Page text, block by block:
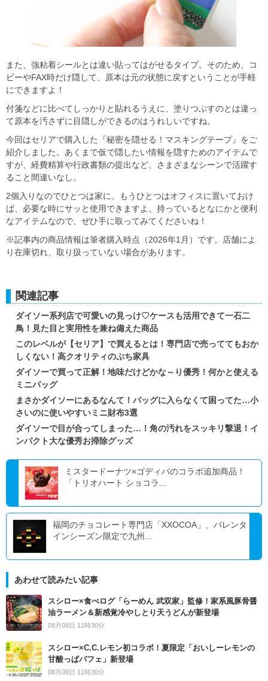
また、強粘着シールとは違い貼ってはがせるタイプ。そのため、コ
ピーやFAX時だけ隠して、原本は元の状態に戻すということが手軽
にできますよ！
付箋などに比べてしっかりと貼れるうえに、塗りつぶすのとは違っ
て原本を汚さずに目隠しができるのはうれしいですね。
今回はセリアで購入した『秘密を隠せる！マスキングテープ』をご
紹介しました。あくまで仮で隠したい情報を隠すためのアイテムで
すが、経費精算や行政書類の提出など、さまざまなシーンで活躍す
ること間違いなし。
2個入りなのでひとつは家に、もうひとつはオフィスに置いておけ
ば、必要な時にサッと使用できますよ。持っているとなにかと便利
なアイテムなので、ぜひ手に取ってみてくださいね！
※記事内の商品情報は筆者購入時点（2026年1月）です。店舗によ
り在庫切れ、取り扱っていない場合があります。
関連記事
ダイソー系列店で可愛いの見っけ♡ケースも活用できて一石二
鳥！見た目と実用性を兼ね備えた商品
このレベルが【セリア】で買えるとは！専門店で売っててもおか
しくない！高クオリティのぷち家具
ダイソーで買って正解！地味だけどかな～り優秀！何かと使える
ミニバッグ
まさかダイソーにあるなんて！バッグに入らなくて困ってた…小
さいのに使いやすいミニ財布3選
ダイソーで目が合ってしまった…！角の汚れをスッキリ撃退！イ
ンパクト大な優秀お掃除グッズ
ミスタードーナツ×ゴディバのコラボ追加商品！
「トリオハート ショコラ...
福岡のチョコレート専門店「XXOCOA」、バレンタ
インシーズン限定で九州...
あわせて読みたい記事
スシロー×食べログ「らーめん 武双家」監修！家系風豚骨醤
油ラーメン＆新感覚冷やしとり天うどんが新登場
08月09日 11時30分
スシロー×C.C.レモン初コラボ！夏限定「おいしーレモンの
甘酸っぱパフェ」新登場
08月09日 11時30分